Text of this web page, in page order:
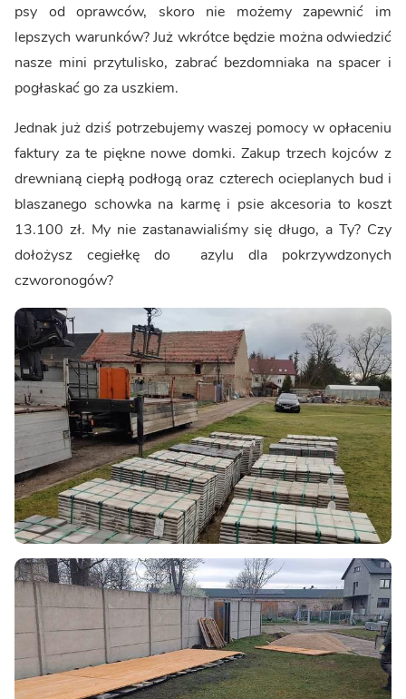
psy od oprawców, skoro nie możemy zapewnić im
lepszych warunków? Już wkrótce będzie można odwiedzić
nasze mini przytulisko, zabrać bezdomniaka na spacer i
pogłaskać go za uszkiem.
Jednak już dziś potrzebujemy waszej pomocy w opłaceniu
faktury za te piękne nowe domki. Zakup trzech kojców z
drewnianą ciepłą podłogą oraz czterech ocieplanych bud i
blaszanego schowka na karmę i psie akcesoria to koszt
13.100 zł. My nie zastanawialiśmy się długo, a Ty? Czy
dołożysz cegiełkę do azylu dla pokrzywdzonych
czworonogów?